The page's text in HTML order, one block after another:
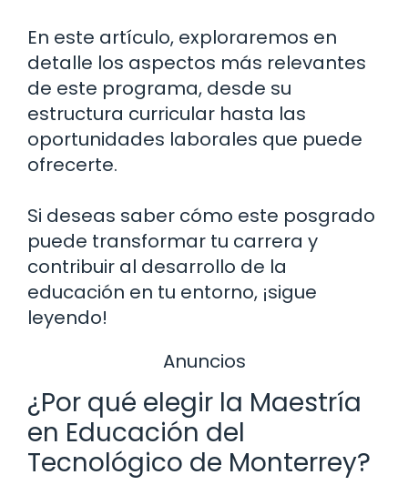
En este artículo, exploraremos en
detalle los aspectos más relevantes
de este programa, desde su
estructura curricular hasta las
oportunidades laborales que puede
ofrecerte.
Si deseas saber cómo este posgrado
puede transformar tu carrera y
contribuir al desarrollo de la
educación en tu entorno, ¡sigue
leyendo!
Anuncios
¿Por qué elegir la Maestría
en Educación del
Tecnológico de Monterrey?